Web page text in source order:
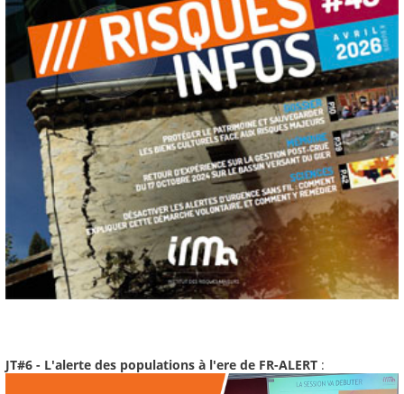
JT#6 - L'alerte des populations à l'ere de FR-ALERT :